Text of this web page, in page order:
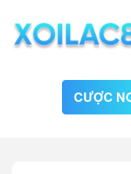
CƯỢC